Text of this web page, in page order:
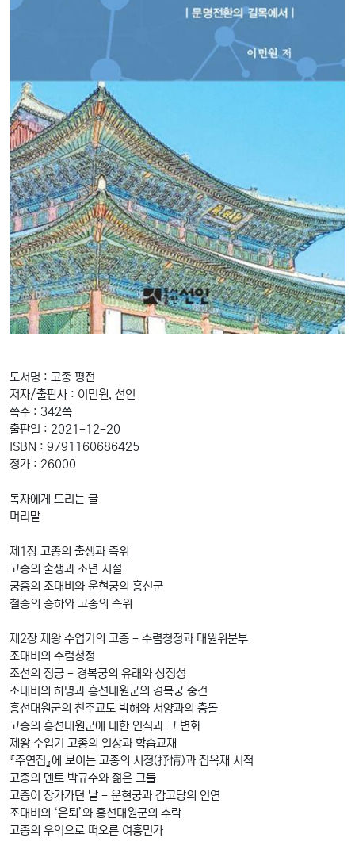
도서명 : 고종 평전
저자/출판사 : 이민원, 선인
쪽수 : 342쪽
출판일 : 2021-12-20
ISBN : 9791160686425
정가 : 26000
독자에게 드리는 글
머리말
제1장 고종의 출생과 즉위
고종의 출생과 소년 시절
궁중의 조대비와 운현궁의 흥선군
철종의 승하와 고종의 즉위
제2장 제왕 수업기의 고종 - 수렴청정과 대원위분부
조대비의 수렴청정
조선의 정궁 - 경복궁의 유래와 상징성
조대비의 하명과 흥선대원군의 경복궁 중건
흥선대원군의 천주교도 박해와 서양과의 충돌
고종의 흥선대원군에 대한 인식과 그 변화
제왕 수업기 고종의 일상과 학습교재
『주연집』에 보이는 고종의 서정(抒情)과 집옥재 서적
고종의 멘토 박규수와 젊은 그들
고종이 장가가던 날 - 운현궁과 감고당의 인연
조대비의 ‘은퇴’와 흥선대원군의 추락
고종의 우익으로 떠오른 여흥민가